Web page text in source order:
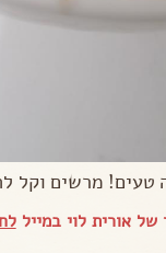
מרשים וקל
אורית לוי במייל